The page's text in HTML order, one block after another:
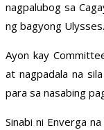
nagpalubog sa
ng bagyong Ulysses.
Ayon kay
at nagpadala na
para sa nasabing
Sinabi ni Enverga